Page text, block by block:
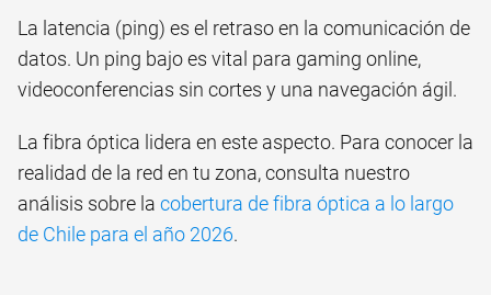
La latencia (ping) es el retraso en la comunicación de
datos. Un ping bajo es vital para gaming online,
videoconferencias sin cortes y una navegación ágil.
La fibra óptica lidera en este aspecto. Para conocer la
realidad de la red en tu zona, consulta nuestro
análisis sobre la cobertura de fibra óptica a lo largo
de Chile para el año 2026.